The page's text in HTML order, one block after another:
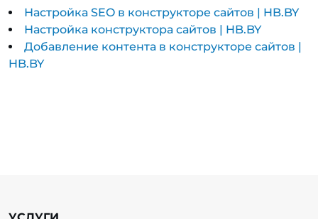
Настройка SEO в конструкторе сайтов | HB.BY
Настройка конструктора сайтов | HB.BY
Добавление контента в конструкторе сайтов |
HB.BY